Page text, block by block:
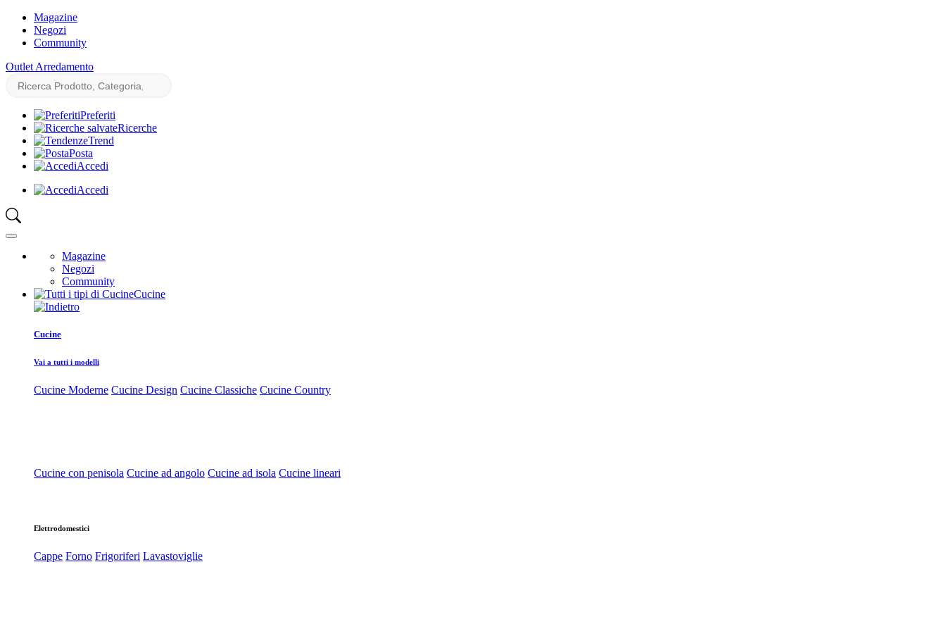
Magazine
Negozi
Community
Outlet Arredamento
Preferiti
Ricerche
Trend
Posta
Accedi
Accedi
Magazine
Negozi
Community
Cucine
Cucine
Vai a tutti i modelli
Cucine Moderne Cucine Design Cucine Classiche Cucine Country
Cucine con penisola Cucine ad angolo Cucine ad isola Cucine lineari
Elettrodomestici
Cappe Forno Frigoriferi Lavastoviglie